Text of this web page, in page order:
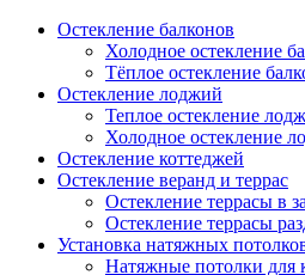
Остекление балконов
Холодное остекление
Тёплое остекление
Остекление лоджий
Теплое остекление
Холодное остекление
Остекление коттеджей
Остекление веранд и террас
Остекление террасы в
Остекление террасы
Установка натяжных
Натяжные потолки для